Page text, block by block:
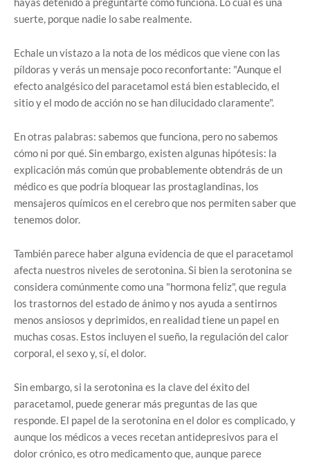
suerte, porque nadie lo sabe realmente.
Echale un vistazo a la nota de los médicos que viene con las
píldoras y verás un mensaje poco reconfortante: "Aunque el
efecto analgésico del paracetamol está bien establecido, el
sitio y el modo de acción no se han dilucidado claramente".
En otras palabras: sabemos que funciona, pero no sabemos
cómo ni por qué. Sin embargo, existen algunas hipótesis: la
explicación más común que probablemente obtendrás de un
médico es que podría bloquear las prostaglandinas, los
mensajeros químicos en el cerebro que nos permiten saber que
tenemos dolor.
También parece haber alguna evidencia de que el paracetamol
afecta nuestros niveles de serotonina. Si bien la serotonina se
considera comúnmente como una "hormona feliz", que regula
los trastornos del estado de ánimo y nos ayuda a sentirnos
menos ansiosos y deprimidos, en realidad tiene un papel en
muchas cosas. Estos incluyen el sueño, la regulación del calor
corporal, el sexo y, sí, el dolor.
Sin embargo, si la serotonina es la clave del éxito del
paracetamol, puede generar más preguntas de las que
responde. El papel de la serotonina en el dolor es complicado, y
aunque los médicos a veces recetan antidepresivos para el
dolor crónico, es otro medicamento que, aunque parece